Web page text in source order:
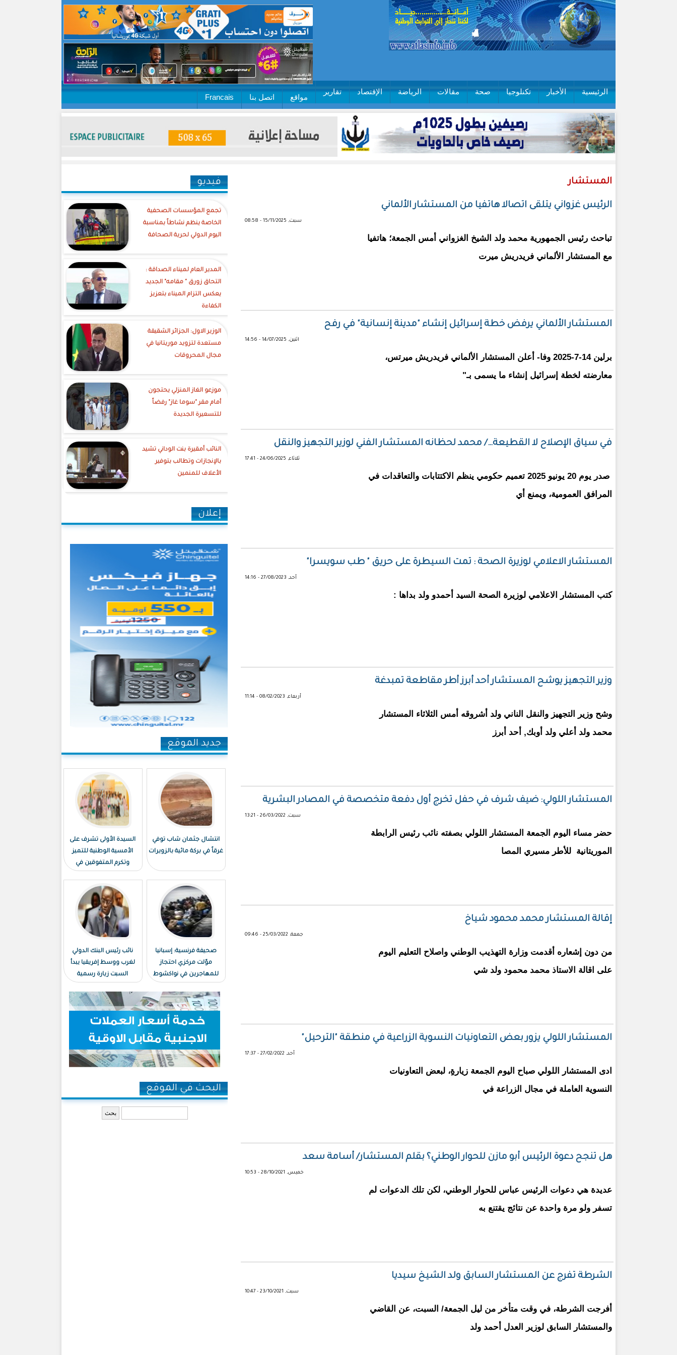
الرئيسية الأخبار تكنلوجيا صحة مقالات الرياضة الإقتصاد تقارير
مواقع اتصل بنا Francais
المستشار
الرئيس غزواني يتلقى اتصالا هاتفيا من المستشار الألماني
سبت, 15/11/2025 - 08:58
تباحث رئيس الجمهورية محمد ولد الشيخ الغزواني أمس الجمعة؛ هاتفيا
مع المستشار الألماني فريدريش ميرت
المستشار الألماني يرفض خطة إسرائيل إنشاء "مدينة إنسانية" في رفح
اثنين, 14/07/2025 - 14:56
برلين 14-7-2025 وفا- أعلن المستشار الألماني فريدريش ميرتس،
معارضته لخطة إسرائيل إنشاء ما يسمى بـ"
في سياق الإصلاح لا القطيعة…/ محمد لحظانه المستشار الفني لوزير التجهيز والنقل
ثلاثاء, 24/06/2025 - 17:41
صدر يوم 20 يونيو 2025 تعميم حكومي ينظم الاكتتابات والتعاقدات في
المرافق العمومية، ويمنع أي
المستشار الاعلامي لوزيرة الصحة : تمت السيطرة على حريق " طب سويسرا"
أحد, 27/08/2023 - 14:16
كتب المستشار الاعلامي لوزيرة الصحة السيد أحمدو ولد بداها :
وزير التجهيز يوشح المستشار أحد أبرز أطر مقاطعة تمبدغة
أربعاء, 08/02/2023 - 11:14
وشح وزير التجهيز والنقل الناني ولد أشروقه أمس الثلاثاء المستشار
محمد ولد أعلي ولد أوبك, أحد أبرز
المستشار اللولي: ضيف شرف في حفل تخرج أول دفعة متخصصة في المصادر البشرية
سبت, 26/03/2022 - 13:21
حضر مساء اليوم الجمعة المستشار اللولي بصفته نائب رئيس الرابطة
الموريتانية للأطر مسيري المصا
إقالة المستشار محمد محمود شياخ
جمعة, 25/03/2022 - 09:46
من دون إشعاره أقدمت وزارة التهذيب الوطني واصلاح التعليم اليوم
على اقالة الاستاذ محمد محمود ولد شي
المستشار اللولي يزور بعض التعاونيات النسوية الزراعية في منطقة "الترحيل"
أحد, 27/02/2022 - 17:37
ادى المستشار اللولي صباح اليوم الجمعة زيارةِِ، لبعض التعاونيات
النسوية العاملة في مجال الزراعة في
هل تنجح دعوة الرئيس أبو مازن للحوار الوطني؟ بقلم المستشار/ أسامة سعد
خميس, 28/10/2021 - 10:53
عديدة هي دعوات الرئيس عباس للحوار الوطني، لكن تلك الدعوات لم
تسفر ولو مرة واحدة عن نتائج يقتنع به
الشرطة تفرج عن المستشار السابق ولد الشيخ سيديا
سبت, 23/10/2021 - 10:47
أفرجت الشرطة، في وقت متأخر من ليل الجمعة/ السبت، عن القاضي
والمستشار السابق لوزير العدل أحمد ولد
فيديو
تجمع المؤسسات الصحفية
الخاصة ينظم نشاطاً بمناسبة
اليوم الدولي لحرية الصحافة
‎المدير العام لميناء الصداقة :
التحاق زورق " مقامه" الجديد
يعكس التزام الميناء بتعزيز
الكفاءة
الوزير الاول: الجزائر الشقيقة
مستعدة لتزويد موريتانيا في
مجال المحروقات
موزعو الغاز المنزلي يحتجون
أمام مقر "سوما غاز" رفضاً
للتسعيرة الجديدة
النائب أمقيرة بنت الوداني تشيد
بالإنجازات وتطالب بتوفير
الأعلاف للمنمين
إعلان
جديد الموقع
انتشال جثمان شاب توفي
غرقاً في بركة مائية بالزويرات
السيدة الأولى تشرف على
الأمسية الوطنية للتميز
وتكرم المتفوقين في
صحيفة فرنسية: إسبانيا
موّلت مركزي احتجاز
للمهاجرين في نواكشوط
نائب رئيس البنك الدولي
لغرب ووسط إفريقيا يبدأ
السبت زيارة رسمية
البحث في الموقع